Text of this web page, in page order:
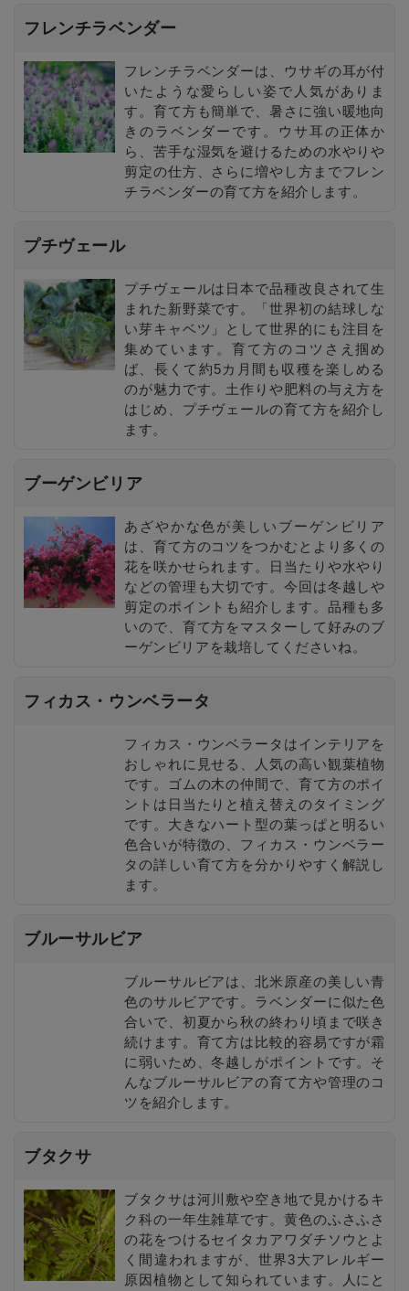
フレンチラベンダー
フレンチラベンダーは、ウサギの耳が付
いたような愛らしい姿で人気がありま
す。育て方も簡単で、暑さに強い暖地向
きのラベンダーです。ウサ耳の正体か
ら、苦手な湿気を避けるための水やりや
剪定の仕方、さらに増やし方までフレン
チラベンダーの育て方を紹介します。
プチヴェール
プチヴェールは日本で品種改良されて生
まれた新野菜です。「世界初の結球しな
い芽キャベツ」として世界的にも注目を
集めています。育て方のコツさえ掴め
ば、長くて約5カ月間も収穫を楽しめる
のが魅力です。土作りや肥料の与え方を
はじめ、プチヴェールの育て方を紹介し
ます。
ブーゲンビリア
あざやかな色が美しいブーゲンビリア
は、育て方のコツをつかむとより多くの
花を咲かせられます。日当たりや水やり
などの管理も大切です。今回は冬越しや
剪定のポイントも紹介します。品種も多
いので、育て方をマスターして好みのブ
ーゲンビリアを栽培してくださいね。
フィカス・ウンベラータ
フィカス・ウンベラータはインテリアを
おしゃれに見せる、人気の高い観葉植物
です。ゴムの木の仲間で、育て方のポイ
ントは日当たりと植え替えのタイミング
です。大きなハート型の葉っぱと明るい
色合いが特徴の、フィカス・ウンベラー
タの詳しい育て方を分かりやすく解説し
ます。
ブルーサルビア
ブルーサルビアは、北米原産の美しい青
色のサルビアです。ラベンダーに似た色
合いで、初夏から秋の終わり頃まで咲き
続けます。育て方は比較的容易ですが霜
に弱いため、冬越しがポイントです。そ
んなブルーサルビアの育て方や管理のコ
ツを紹介します。
ブタクサ
ブタクサは河川敷や空き地で見かけるキ
ク科の一年生雑草です。黄色のふさふさ
の花をつけるセイタカアワダチソウとよ
く間違われますが、世界3大アレルギー
原因植物として知られています。人にと